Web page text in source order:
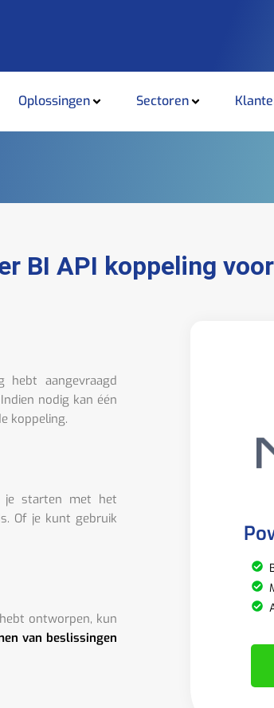
Oplossingen Sectoren
BI API koppeling
hebt aangevraagd
nodig kan één
koppeling.
je starten met het
Of je kunt gebruik
ontworpen, kun
van beslissingen